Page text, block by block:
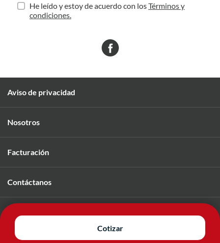
Cotizar
He leído y estoy de acuerdo con losTérminos y
condiciones.
Aviso de privacidad
Nosotros
Facturación
Contáctanos
© 2026 Mavi. Todos los derechos reservados